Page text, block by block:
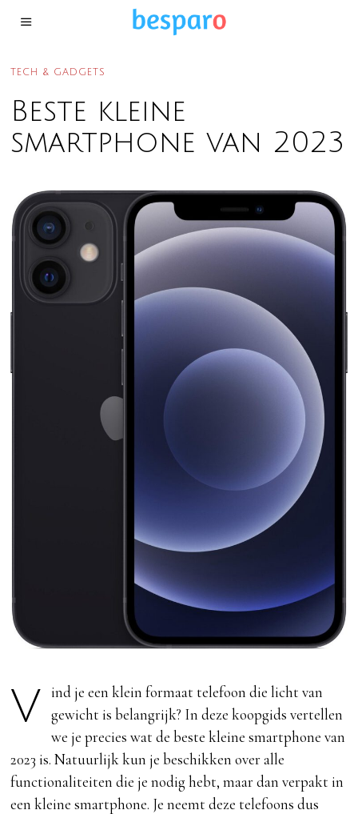
TECH & GADGETS
Beste kleine
smartphone van 2023
Vind je een klein formaat telefoon die licht van gewicht is belangrijk? In deze koopgids vertellen
we je precies wat de beste kleine smartphone van
2023 is. Natuurlijk kun je beschikken over alle
functionaliteiten die je nodig hebt, maar dan verpakt in
een kleine smartphone. Je neemt deze telefoons dus